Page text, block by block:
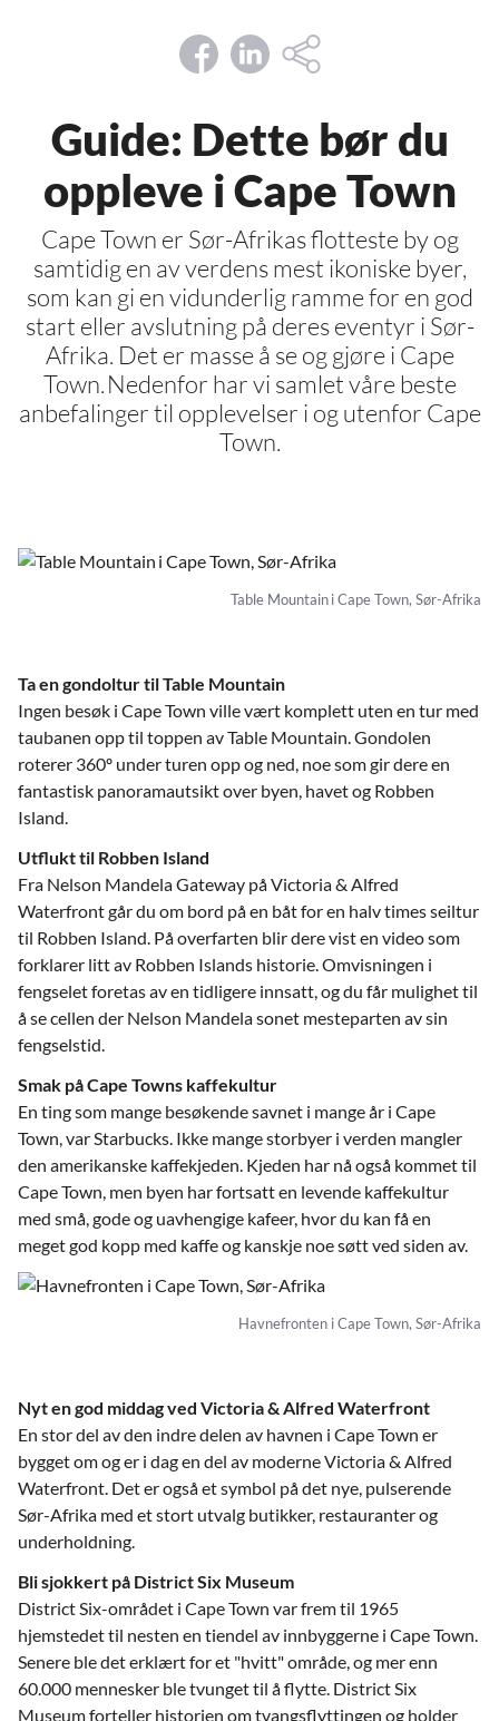
Guide: Dette bør du
oppleve i Cape Town
Cape Town er Sør-Afrikas flotteste by og
samtidig en av verdens mest ikoniske byer,
som kan gi en vidunderlig ramme for en god
start eller avslutning på deres eventyr i Sør-
Afrika. Det er masse å se og gjøre i Cape
Town. Nedenfor har vi samlet våre beste
anbefalinger til opplevelser i og utenfor Cape
Town.
Table Mountain i Cape Town, Sør-Afrika
Ta en gondoltur til Table Mountain
Ingen besøk i Cape Town ville vært komplett uten en tur med
taubanen opp til toppen av Table Mountain. Gondolen
roterer 360º under turen opp og ned, noe som gir dere en
fantastisk panoramautsikt over byen, havet og Robben
Island.
Utflukt til Robben Island
Fra Nelson Mandela Gateway på Victoria & Alfred
Waterfront går du om bord på en båt for en halv times seiltur
til Robben Island. På overfarten blir dere vist en video som
forklarer litt av Robben Islands historie. Omvisningen i
fengselet foretas av en tidligere innsatt, og du får mulighet til
å se cellen der Nelson Mandela sonet mesteparten av sin
fengselstid.
Smak på Cape Towns kaffekultur
En ting som mange besøkende savnet i mange år i Cape
Town, var Starbucks. Ikke mange storbyer i verden mangler
den amerikanske kaffekjeden. Kjeden har nå også kommet til
Cape Town, men byen har fortsatt en levende kaffekultur
med små, gode og uavhengige kafeer, hvor du kan få en
meget god kopp med kaffe og kanskje noe søtt ved siden av.
Havnefronten i Cape Town, Sør-Afrika
Nyt en god middag ved Victoria & Alfred Waterfront
En stor del av den indre delen av havnen i Cape Town er
bygget om og er i dag en del av moderne Victoria & Alfred
Waterfront. Det er også et symbol på det nye, pulserende
Sør-Afrika med et stort utvalg butikker, restauranter og
underholdning.
Bli sjokkert på District Six Museum
District Six-området i Cape Town var frem til 1965
hjemstedet til nesten en tiendel av innbyggerne i Cape Town.
Senere ble det erklært for et "hvitt" område, og mer enn
60.000 mennesker ble tvunget til å flytte. District Six
Museum forteller historien om tvangsflyttingen og holder